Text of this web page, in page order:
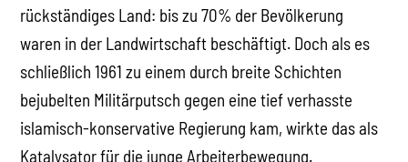
rückständiges Land: bis zu 70% der Bevölkerung
waren in der Landwirtschaft beschäftigt. Doch als es
schließlich 1961 zu einem durch breite Schichten
bejubelten Militärputsch gegen eine tief verhasste
islamisch-konservative Regierung kam, wirkte das als
Katalysator für die junge Arbeiterbewegung.